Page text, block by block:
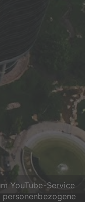
YouTube-Service